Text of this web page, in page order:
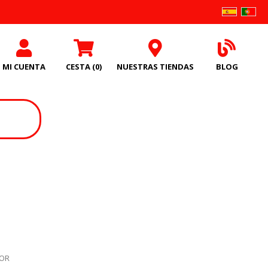
MI CUENTA CESTA (0) NUESTRAS TIENDAS BLOG